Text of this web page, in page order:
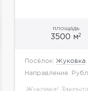
площадь
3500 м2
Посёлок: Жуковка
Направление:
Жуковка!